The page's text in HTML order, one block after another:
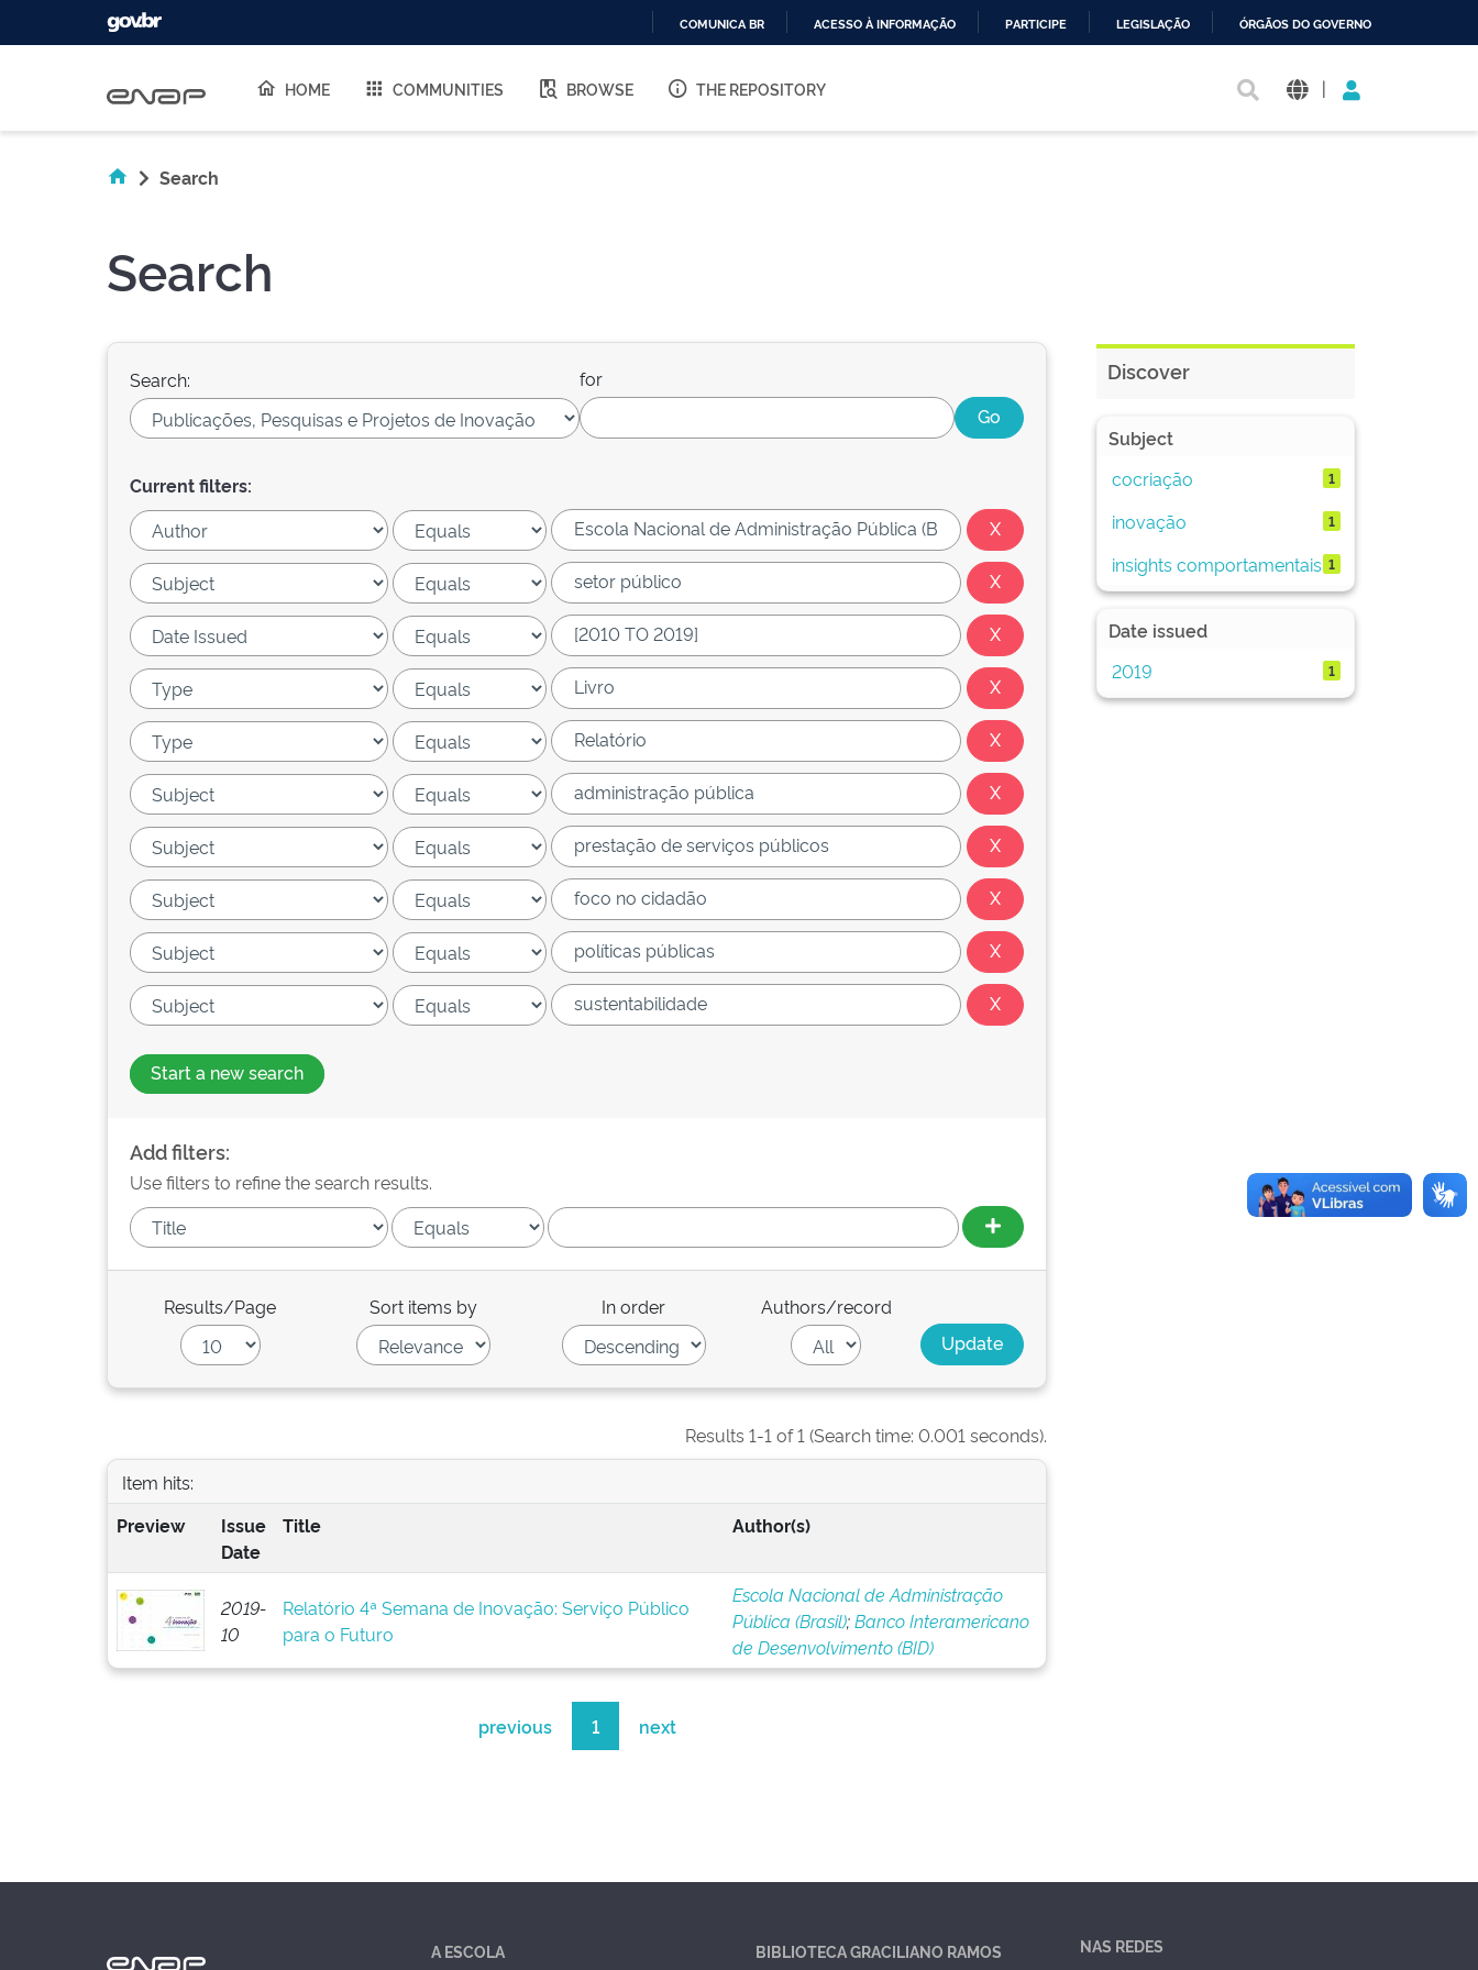
O
COMUNICA BR ACESSO À INFORMAÇÃO PARTICIPE LEGISLAÇÃO ÓRGÃOS DO GOVERNO
HOME COMMUNITIES BROWSE THE REPOSITORY |
Search
Search
Search: for
Current filters:
Start a new search
Add filters:
Use filters to refine the search results.
Results/Page Sort items by In order Authors/record
Results 1-1 of 1 (Search time: 0.001 seconds).
Item hits:
Preview
Issue
Date
Title Author(s)
2019-
10
Relatório 4ª Semana de Inovação: Serviço Público
para o Futuro
Escola Nacional de Administração
Pública (Brasil);Banco Interamericano
de Desenvolvimento (BID)
previous 1 next
Discover
Subject
cocriação
1
inovação 1
insights comportamentais 1
Date issued
2019
1
A ESCOLA BIBLIOTECA GRACILIANO RAMOS NAS REDES